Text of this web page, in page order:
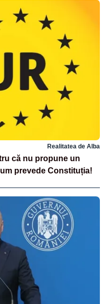
Realitatea de Alba
că nu propune un
prevede Constituția!